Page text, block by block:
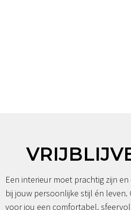
Een interieur moet prachtig zijn
bij jouw persoonlijke stijl én leven.
voor jou een comfortabel,